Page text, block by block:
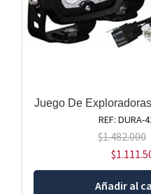
Juego De
REF: DURA-
$1.482.000
$
Añadir al